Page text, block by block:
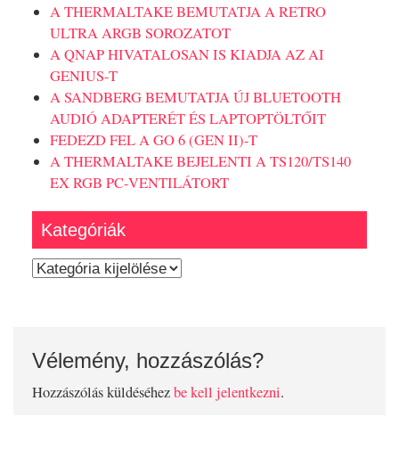
A THERMALTAKE BEMUTATJA A RETRO
ULTRA ARGB SOROZATOT
A QNAP HIVATALOSAN IS KIADJA AZ AI
GENIUS-T
A SANDBERG BEMUTATJA ÚJ BLUETOOTH
AUDIÓ ADAPTERÉT ÉS LAPTOPTÖLTŐIT
FEDEZD FEL A GO 6 (GEN II)-T
A THERMALTAKE BEJELENTI A TS120/TS140
EX RGB PC-VENTILÁTORT
Kategóriák
Kategóriák
Vélemény, hozzászólás?
Hozzászólás küldéséhezbe kell jelentkezni.